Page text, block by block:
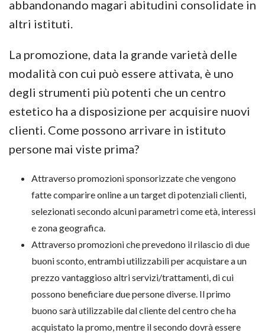
abbandonando magari abitudini consolidate in
altri istituti.
La promozione, data la grande varietà delle
modalità con cui può essere attivata, è uno
degli strumenti più potenti che un centro
estetico ha a disposizione per acquisire nuovi
clienti. Come possono arrivare in istituto
persone mai viste prima?
Attraverso promozioni sponsorizzate che vengono
fatte comparire online a un target di potenziali clienti,
selezionati secondo alcuni parametri come età, interessi
e zona geografica.
Attraverso promozioni che prevedono il rilascio di due
buoni sconto, entrambi utilizzabili per acquistare a un
prezzo vantaggioso altri servizi/trattamenti, di cui
possono beneficiare due persone diverse. Il primo
buono sarà utilizzabile dal cliente del centro che ha
acquistato la promo, mentre il secondo dovrà essere